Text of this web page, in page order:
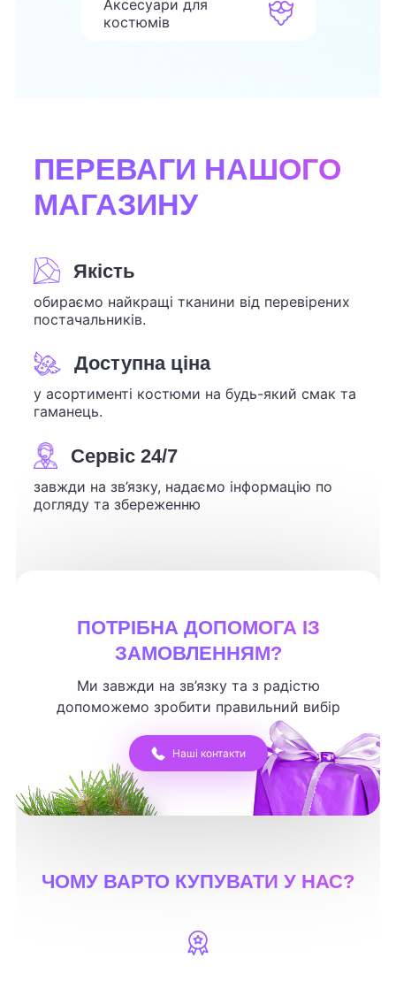
Аксесуари для
костюмів
ПЕРЕВАГИ НАШОГО
МАГАЗИНУ
Якість
обираємо найкращі тканини від перевірених
постачальників.
Доступна ціна
у асортименті костюми на будь-який смак та
гаманець.
Сервіс 24/7
завжди на зв’язку, надаємо інформацію по
догляду та збереженню
ПОТРІБНА ДОПОМОГА ІЗ
ЗАМОВЛЕННЯМ?
Ми завжди на зв’язку та з радістю
допоможемо зробити правильний вибір
Наші контакти
ЧОМУ ВАРТО КУПУВАТИ У НАС?